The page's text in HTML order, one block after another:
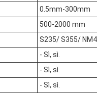
0.5mm-300mm
500-2000 mm
S235/ S355/
- Sì, sì.
- Sì, sì.
- Sì, sì.